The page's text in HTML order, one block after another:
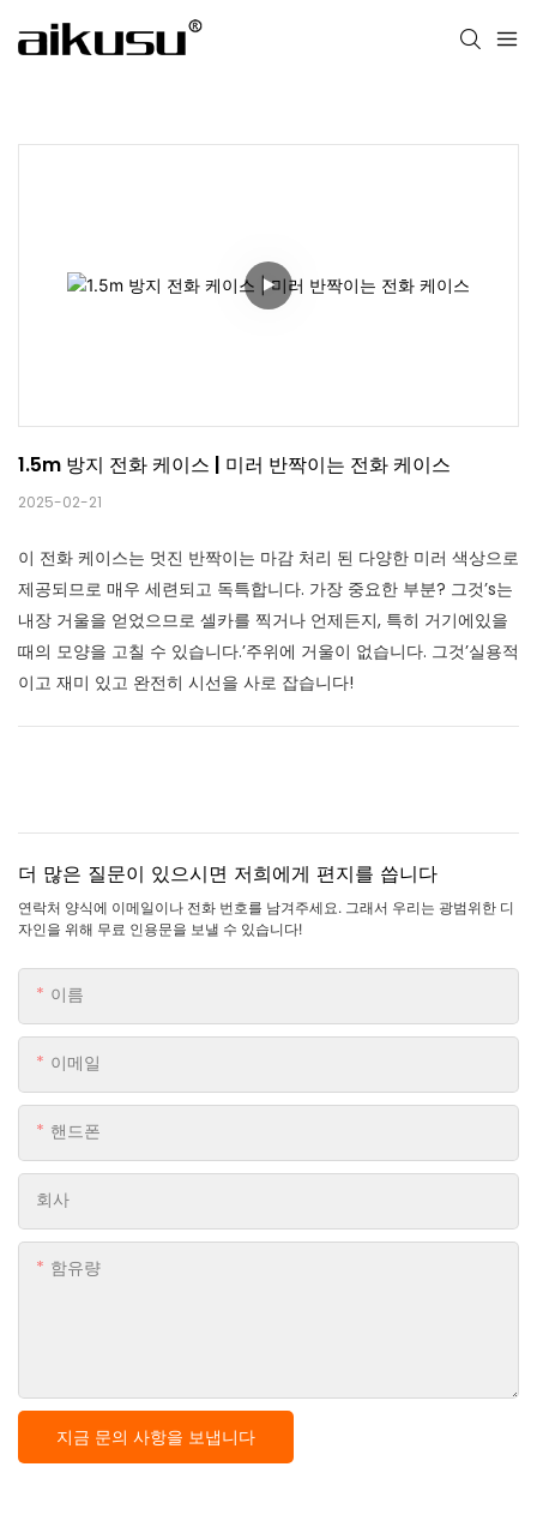
1.5m 방지 전화 케이스 | 미러 반짝이는 전화 케이스
2025-02-21
이 전화 케이스는 멋진 반짝이는 마감 처리 된 다양한 미러 색상으로
제공되므로 매우 세련되고 독특합니다. 가장 중요한 부분? 그것’s는
내장 거울을 얻었으므로 셀카를 찍거나 언제든지, 특히 거기에있을
때의 모양을 고칠 수 있습니다.’주위에 거울이 없습니다. 그것’실용적
이고 재미 있고 완전히 시선을 사로 잡습니다!
더 많은 질문이 있으시면 저희에게 편지를 씁니다
연락처 양식에 이메일이나 전화 번호를 남겨주세요. 그래서 우리는 광범위한 디
자인을 위해 무료 인용문을 보낼 수 있습니다!
이름
이메일
핸드폰
회사
함유량
지금 문의 사항을 보냅니다